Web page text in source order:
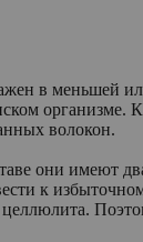
в меньшей
организме.
волокон.
они имеют
к